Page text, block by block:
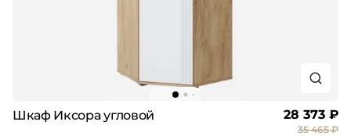
Шкаф Иксора угловой 28 373 ₽
35 465 ₽